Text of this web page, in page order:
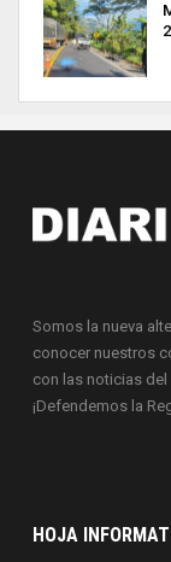
Somos la nueva
conocer nuestros
con las noticias del
¡Defendemos la
HOJA